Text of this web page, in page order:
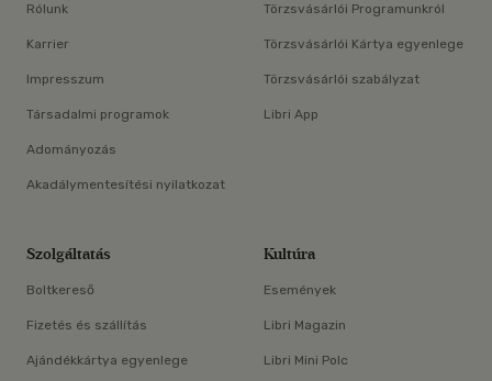
Rólunk
Karrier
Impresszum
Társadalmi programok
Adományozás
Akadálymentesítési nyilatkozat
Törzsvásárlói Programunkról
Törzsvásárlói Kártya egyenlege
Törzsvásárlói szabályzat
Libri App
Szolgáltatás
Boltkereső
Fizetés és szállítás
Ajándékkártya egyenlege
Kultúra
Események
Libri Magazin
Libri Mini Polc